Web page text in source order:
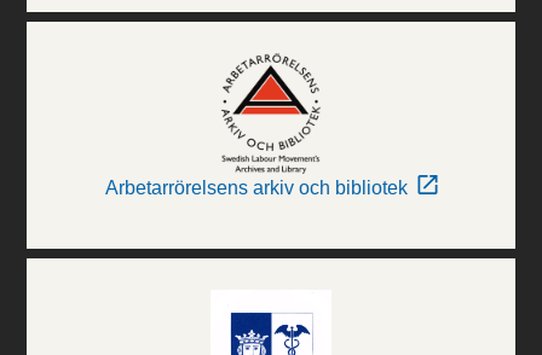
Arbetarrörelsens arkiv och bibliotek